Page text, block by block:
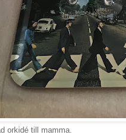
orkidé till mamma.